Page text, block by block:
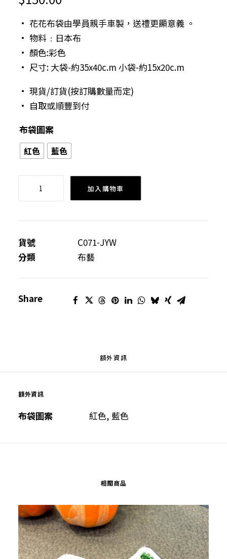
• 花花布袋由學員親手車製，送禮更顯意義 。
• 物料﹕日本布
• 顏色:彩色
• 尺寸: 大袋-約35x40c.m 小袋-約15x20c.m
• 現貨/訂貨(按訂購數量而定)
• 自取或順豐到付
布袋圖案
紅色 藍色
布
袋
數
加入購物車
貨號
C071-JYW
分類
布藝
Share
額外資訊
額外資訊
布袋圖案 紅色, 藍色
相關商品